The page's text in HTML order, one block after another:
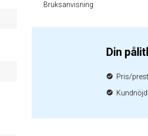
Bruksanvisning
Din
Pris/